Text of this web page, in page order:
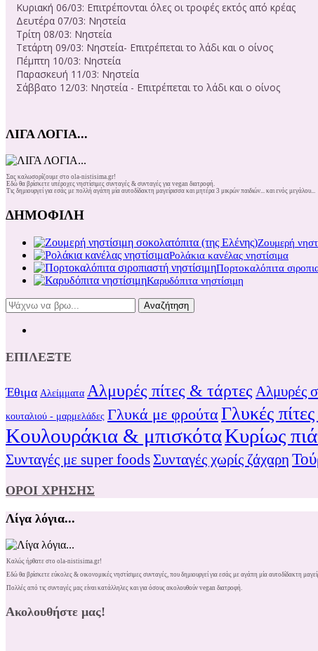
Κυριακή 06/03: Επιτρέπονται όλες οι τροφές εκτός από κρέας
Δευτέρα 07/03: Νηστεία
Τρίτη 08/03: Νηστεία
Τετάρτη 09/03: Νηστεία- Επιτρέπεται το λάδι και ο οίνος
Πέμπτη 10/03: Νηστεία
Παρασκευή 11/03: Νηστεία
Σάββατο 12/03: Νηστεία - Επιτρέπεται το λάδι και ο οίνος
ΛΙΓΑ ΛΟΓΙΑ...
Σας καλωσορίζουμε στο ola-nistisima.gr!
Εδώ θα βρίσκετε υπέροχες νηστίσιμες συνταγές & συνταγές για vegan διατροφή.
Τις δημιουργεί για εσάς με πολλή αγάπη μία αυτοδίδακτη μαγείρισσα και μητέρα 3 μικρών παιδιών... και ενός μεγάλου...
ΔΗΜΟΦΙΛΗ
Ζουμερή
Ρολάκια κανέλας νηστίσιμα
Πορτοκαλόπιτα
Καρυδόπιτα νηστίσιμη
ΕΠΙΛΕΞΤΕ
Έθιμα Αλείμματα Αλμυρές πίτες & τάρτες Αλμυρές
κουταλιού - μαρμελάδες Γλυκά με φρούτα Γλυκές
Κουλουράκια & μπισκόταΚυρίως
Συνταγές με super foodsΣυνταγές χωρίς ζάχαρη
ΟΡΟΙ ΧΡΗΣΗΣ
Λίγα λόγια...
Καλώς ήρθατε στο ola-nistisima.gr!
Εδώ θα βρίσκετε εύκολες & οικονομικές νηστίσιμες συνταγές, που δημιουργεί για εσάς με αγάπη μία αυτοδίδακτη
Πολλές από τις συνταγές μας είναι κατάλληλες και για όσους ακολουθούν vegan διατροφή.
Ακολουθήστε μας!